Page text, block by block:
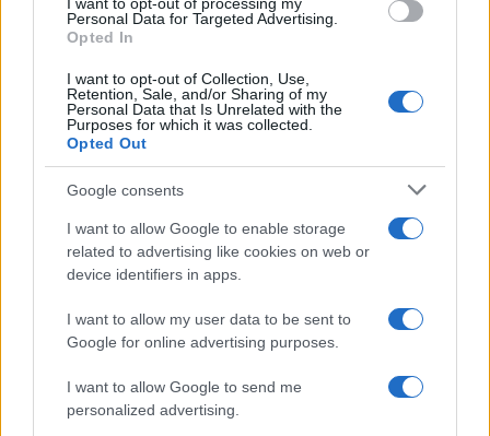
Personal Data for Targeted Advertising.
Opted In
I want to opt-out of Collection, Use,
Retention, Sale, and/or Sharing of my
Personal Data that Is Unrelated with the
Purposes for which it was collected.
Opted Out
Google consents
I want to allow Google to enable storage
related to advertising like cookies on web or
device identifiers in apps.
I want to allow my user data to be sent to
Google for online advertising purposes.
I want to allow Google to send me
personalized advertising.
Dezembro
de 2022
$
$
$ 0,3725 1%
Previsão de preços para 2023
% De
variação
mensal
Janeiro de
$
0,3597
$
0,3417
$ 0,4064
$
Fevereiro
de 2023
$
0,3777
$
0,3550
$ 0,4192
$
5%
Março de
$
0,3701
$
0,3331
$ 0,3886 -2%